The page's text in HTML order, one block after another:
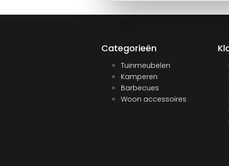
Categorieën
Tuinmeubelen
Kamperen
Barbecues
Woon accessoires